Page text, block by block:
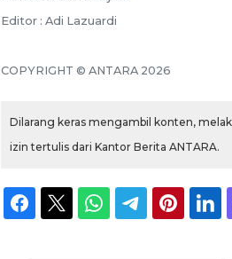
Editor : Adi Lazuardi
COPYRIGHT © ANTARA 2026
Dilarang keras mengambil konten,
izin tertulis dari Kantor Berita ANTARA.